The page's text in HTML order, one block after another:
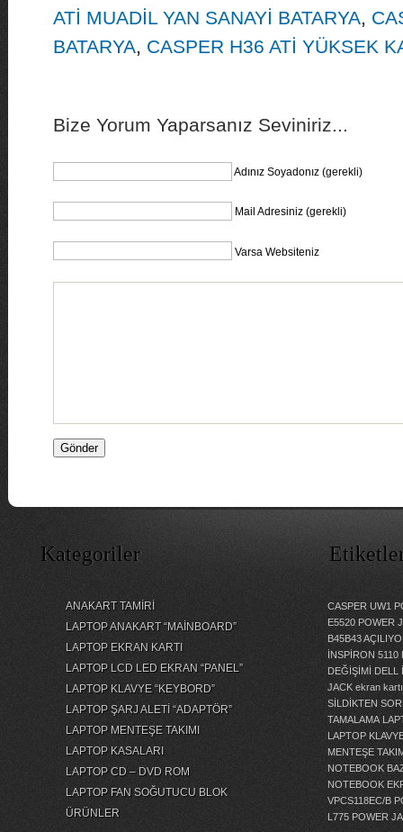
ATİ MUADİL YAN SANAYİ BATARYA,
BATARYA, CASPER H36 ATİ YÜKSEK
Bize Yorum Yaparsanız Seviniriz...
Adınız Soyadonız (gerekli)
Mail Adresiniz (gerekli)
Varsa Websiteniz
Kategoriler
ANAKART TAMİRİ
LAPTOP ANAKART “MAİNBOARD”
LAPTOP EKRAN KARTI
LAPTOP LCD LED EKRAN “PANEL”
LAPTOP KLAVYE “KEYBORD”
LAPTOP ŞARJ ALETİ “ADAPTÖR”
LAPTOP MENTEŞE TAKIMI
LAPTOP KASALARI
LAPTOP CD – DVD ROM
LAPTOP FAN SOĞUTUCU BLOK
ÜRÜNLER
CASPER UW1
E5520 POWER
B45B43
İNSPİRON
DEĞİŞİMİ
DELL
JACK ekran
SİLDİKTEN
TAMALAMA
LAPTOP
MENTEŞE
NOTEBOOK
NOTEBOOK
VPCS118EC/B
L775 POWER